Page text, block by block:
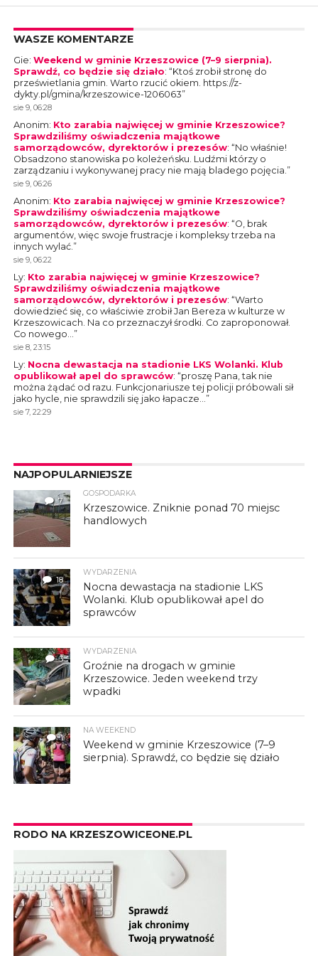
WASZE KOMENTARZE
Gie: Weekend w gminie Krzeszowice (7–9 sierpnia).
Sprawdź, co będzie się działo: “Ktoś zrobił stronę do
prześwietlania gmin. Warto rzucić okiem. https://z-
dykty.pl/gmina/krzeszowice-1206063”
sie 9, 06:28
Anonim: Kto zarabia najwięcej w gminie Krzeszowice?
Sprawdziliśmy oświadczenia majątkowe
samorządowców, dyrektorów i prezesów: “No właśnie!
Obsadzono stanowiska po koleżeńsku. Ludźmi którzy o
zarządzaniu i wykonywanej pracy nie mają bladego pojęcia.”
sie 9, 06:26
Anonim: Kto zarabia najwięcej w gminie Krzeszowice?
Sprawdziliśmy oświadczenia majątkowe
samorządowców, dyrektorów i prezesów: “O, brak
argumentów, więc swoje frustracje i kompleksy trzeba na
innych wylać.”
sie 9, 06:22
Ly: Kto zarabia najwięcej w gminie Krzeszowice?
Sprawdziliśmy oświadczenia majątkowe
samorządowców, dyrektorów i prezesów: “Warto
dowiedzieć się, co właściwie zrobił Jan Bereza w kulturze w
Krzeszowicach. Na co przeznaczył środki. Co zaproponował.
Co nowego…”
sie 8, 23:15
Ly: Nocna dewastacja na stadionie LKS Wolanki. Klub
opublikował apel do sprawców: “proszę Pana, tak nie
można żądać od razu. Funkcjonariusze tej policji próbowali sił
jako hycle, nie sprawdzili się jako łapacze…”
sie 7, 22:29
NAJPOPULARNIEJSZE
7
GOSPODARKA
Krzeszowice. Zniknie ponad 70 miejsc
handlowych
18
WYDARZENIA
Nocna dewastacja na stadionie LKS
Wolanki. Klub opublikował apel do
sprawców
3
WYDARZENIA
Groźnie na drogach w gminie
Krzeszowice. Jeden weekend trzy
wpadki
1
NA WEEKEND
Weekend w gminie Krzeszowice (7–9
sierpnia). Sprawdź, co będzie się działo
RODO NA KRZESZOWICEONE.PL